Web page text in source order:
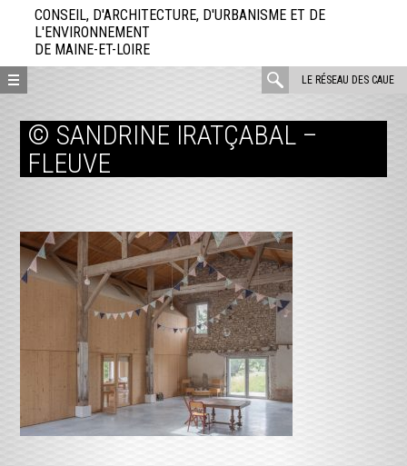
directement
contenu
CONSEIL, D'ARCHITECTURE, D'URBANISME ET DE
L'ENVIRONNEMENT
DE MAINE-ET-LOIRE
LE RÉSEAU DES CAUE
rechercher
© SANDRINE IRATÇABAL –
FLEUVE